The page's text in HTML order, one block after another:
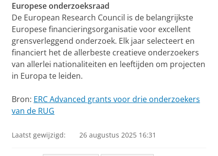
Europese onderzoeksraad
De European Research Council is de belangrijkste
Europese financieringsorganisatie voor excellent
grensverleggend onderzoek. Elk jaar selecteert en
financiert het de allerbeste creatieve onderzoekers
van allerlei nationaliteiten en leeftijden om projecten
in Europa te leiden.
Bron: ERC Advanced grants voor drie onderzoekers
van de RUG
Laatst gewijzigd: 26 augustus 2025 16:31